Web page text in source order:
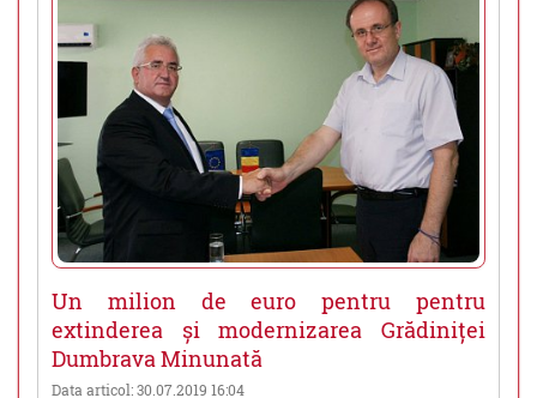
Un milion de euro pentru pentru
extinderea și modernizarea Grădiniței
Dumbrava Minunată
Data articol: 30.07.2019 16:04